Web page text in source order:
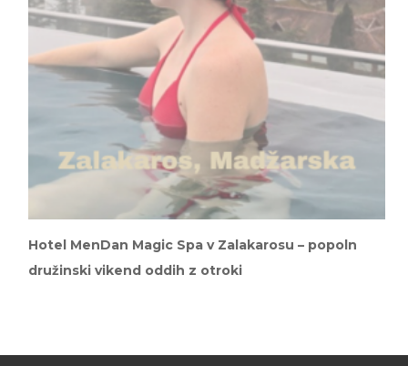
Hotel MenDan Magic Spa v Zalakarosu – popoln
družinski vikend oddih z otroki